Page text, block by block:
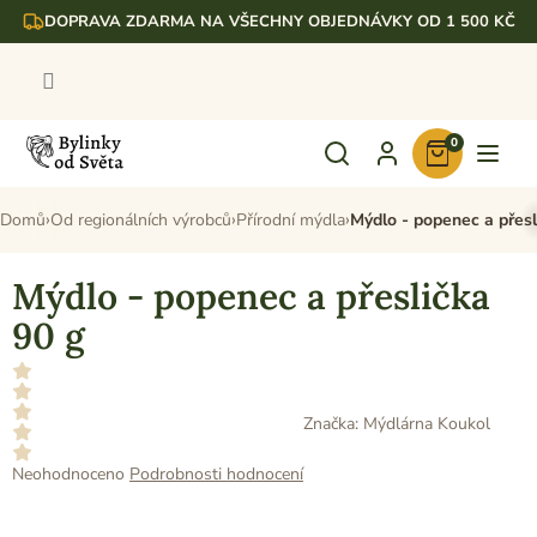
Přejít DOPRAVA ZDARMA NA VŠECHNY OBJEDNÁVKY OD 1 500 KČ
Nákupní
košík
0
Domů Od regionálních výrobců Přírodní mýdla Mýdlo - popenec a
Mýdlo - popenec a přeslička
90 g
Průměrné
Neohodnoceno Podrobnosti hodnocení
Značka: Mýdlárna Koukol